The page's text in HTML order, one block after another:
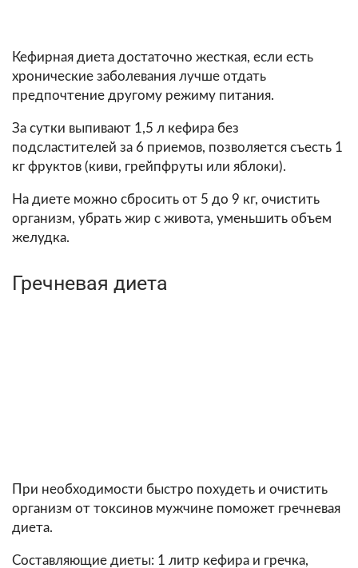
Кефирная диета достаточно жесткая, если есть
хронические заболевания лучше отдать
предпочтение другому режиму питания.
За сутки выпивают 1,5 л кефира без
подсластителей за 6 приемов, позволяется съесть 1
кг фруктов (киви, грейпфруты или яблоки).
На диете можно сбросить от 5 до 9 кг, очистить
организм, убрать жир с живота, уменьшить объем
желудка.
Гречневая диета
При необходимости быстро похудеть и очистить
организм от токсинов мужчине поможет гречневая
диета.
Составляющие диеты: 1 литр кефира и гречка,